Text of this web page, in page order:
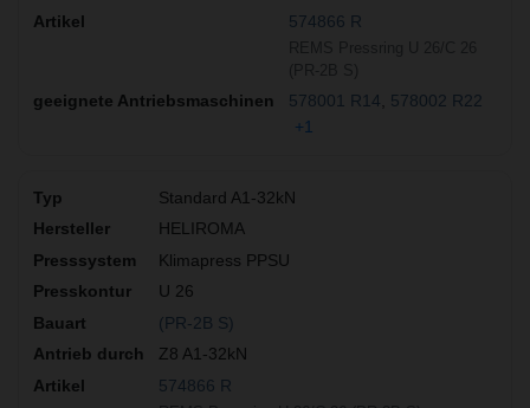
574866 R
578001 R14
578002 R22
+1
Standard A1-32kN
HELIROMA
Klimapress PPSU
U 26
(PR-2B S)
Z8 A1-32kN
574866 R